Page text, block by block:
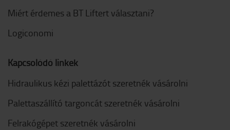
Miért érdemes a BT Liftert választani?
Logiconomi
Kapcsolódó linkek
Hidraulikus kézi palettázót szeretnék vásárolni
Palettaszállító targoncát szeretnék vásárolni
Felrakógépet szeretnék vásárolni